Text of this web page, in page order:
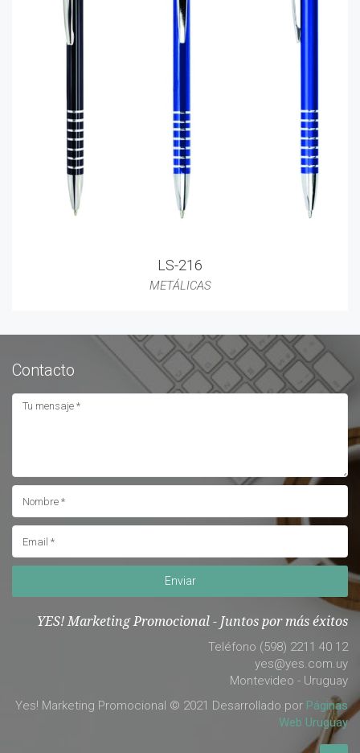
LS-216
METÁLICAS
Contacto
Enviar
YES! Marketing Promocional - Juntos por más éxitos
Teléfono (598) 2211 40 12
yes@yes.com.uy
Montevideo - Uruguay
Yes! Marketing Promocional © 2021 Desarrollado por Páginas
Web Uruguay